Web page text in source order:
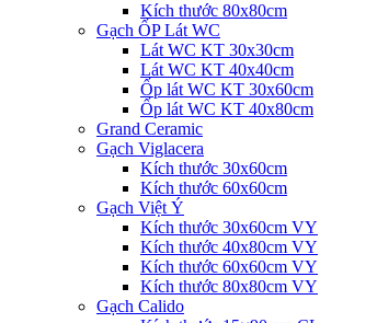
Kích thước 80x80cm
Gạch ỐP Lát WC
Lát WC KT 30x30cm
Lát WC KT 40x40cm
Ốp lát WC KT 30x60cm
Ốp lát WC KT 40x80cm
Grand Ceramic
Gạch Viglacera
Kích thước 30x60cm
Kích thước 60x60cm
Gạch Việt Ý
Kích thước 30x60cm VY
Kích thước 40x80cm VY
Kích thước 60x60cm VY
Kích thước 80x80cm VY
Gạch Calido